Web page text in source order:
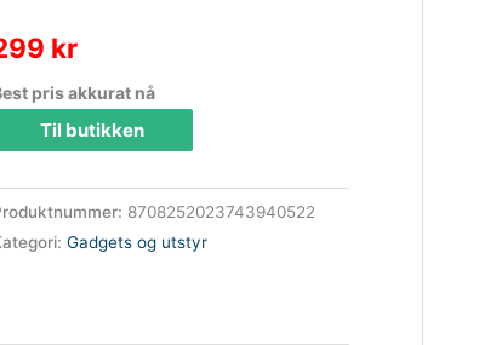
kr
pris akkurat nå
Til butikken
8708252023743940522
Gadgets og utstyr